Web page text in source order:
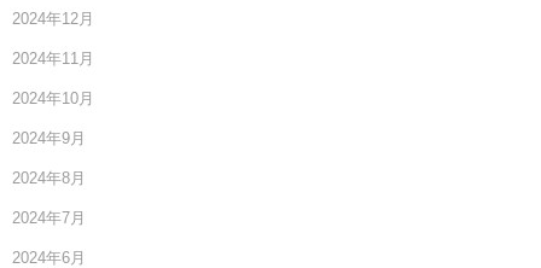
2024年12月
2024年11月
2024年10月
2024年9月
2024年8月
2024年7月
2024年6月